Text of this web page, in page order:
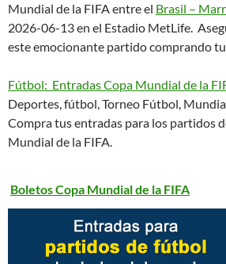
Mundial de la FIFA entre el Brasil –
2026-06-13 en el Estadio MetLife.
este emocionante partido comprando
Fútbol: Entradas Copa Mundial de la
Deportes, fútbol, Torneo Fútbol,
Compra tus entradas para los partidos
Mundial de la FIFA.
Boletos Copa Mundial de la FIFA